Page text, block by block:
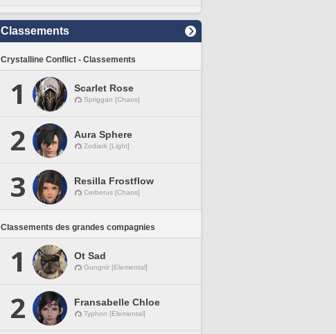
Classements
Crystalline Conflict - Classements
1 Scarlet Rose
Spriggan [Chaos]
2 Aura Sphere
Zodiark [Light]
3 Resilla Frostflow
Cerberus [Chaos]
Classements des grandes compagnies
1 Ot Sad
Gungnir [Elemental]
2 Fransabelle Chloe
Typhon [Elemental]